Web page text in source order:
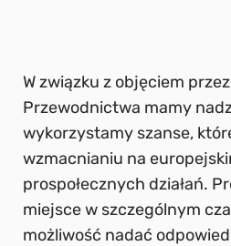
W związku z objęciem
Przewodnictwa mamy
wykorzystamy szanse,
wzmacnianiu na
prospołecznych działań.
miejsce w szczególnym
możliwość nadać